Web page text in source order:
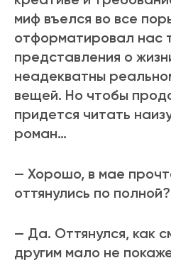
миф въелся во все
отформатировал нас
представления о
неадекватны
вещей. Но чтобы
придется читать
роман…
— Хорошо, в мае
оттянулись по полной?
— Да. Оттянулся, как
другим мало не